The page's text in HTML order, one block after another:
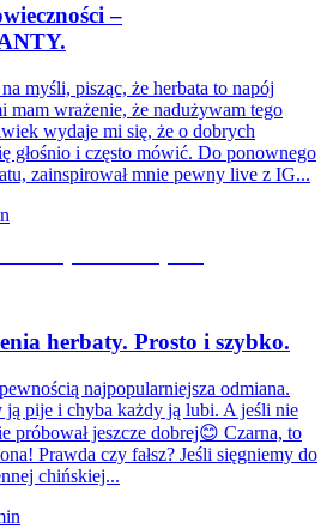
–
myśli, pisząc, że herbata to napój
mam wrażenie, że nadużywam tego
wydaje mi się, że o dobrych
głośnio i często mówić. Do ponownego
zainspirował mnie pewny live z IG...
herbaty. Prosto i szybko.
najpopularniejsza odmiana.
ją pije i chyba każdy ją lubi. A jeśli nie
próbował jeszcze dobrej😊 Czarna, to
Prawda czy fałsz? Jeśli sięgniemy do
chińskiej...